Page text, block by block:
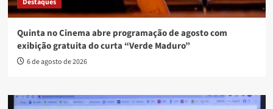
Destaques
Quinta no Cinema abre programação de agosto com
exibição gratuita do curta “Verde Maduro”
6 de agosto de 2026